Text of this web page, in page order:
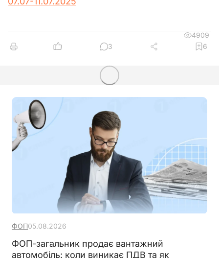
4909
3
6
ФОП05.08.2026
ФОП-загальник продає вантажний
автомобіль: коли виникає ПДВ та як